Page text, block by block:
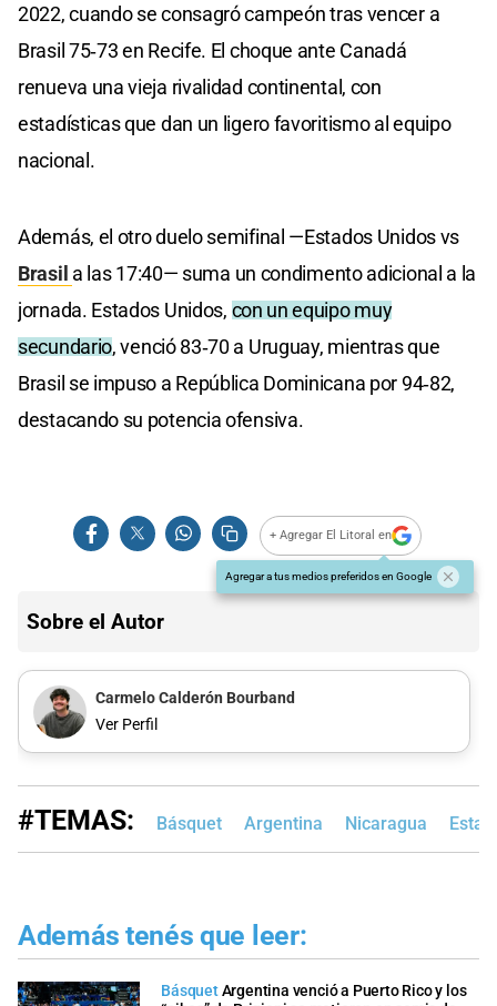
2022, cuando se consagró campeón tras vencer a
Brasil 75‑73 en Recife. El choque ante Canadá
renueva una vieja rivalidad continental, con
estadísticas que dan un ligero favoritismo al equipo
nacional.
Además, el otro duelo semifinal —Estados Unidos vs
Brasil a las 17:40— suma un condimento adicional a la
jornada. Estados Unidos, con un equipo muy
secundario, venció 83‑70 a Uruguay, mientras que
Brasil se impuso a República Dominicana por 94‑82,
destacando su potencia ofensiva.
+ Agregar El Litoral en
Agregar a tus medios preferidos en Google
Sobre el Autor
Carmelo Calderón Bourband
Ver Perfil
#TEMAS: Básquet Argentina Nicaragua
Además tenés que leer:
BásquetArgentina venció a Puerto Rico y los